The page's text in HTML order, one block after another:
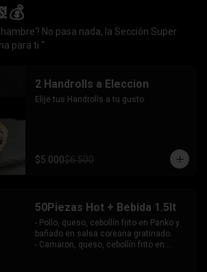
💰
No pasa nada, la Sección Super
para ti “
2 Handrolls a Eleccion
Elije tus Handrolls a tu gusto.
$5.000$6.500
50Piezas Hot + Bebida 1.5lt
- Pollo, queso, cebollín frito en Panko y
bañado en salsa coreana gratinado.
- Camaron, queso, cebollín frito en